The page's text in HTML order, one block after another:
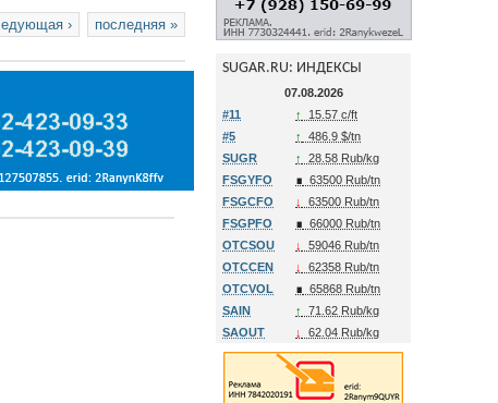
› последняя »
SUGAR.RU: ИНДЕКСЫ
07.08.2026
#11
↑
15.57 c/ft
#5
↑
486.9 $/tn
SUGR
↑
28.58 Rub/kg
FSGYFO
∎ 63500 Rub/tn
FSGCFO
↓
63500 Rub/tn
FSGPFO
∎ 66000 Rub/tn
OTCSOU
↓
59046 Rub/tn
OTCCEN
↓
62358 Rub/tn
OTCVOL
∎ 65868 Rub/tn
SAIN
↑
71.62 Rub/kg
SAOUT
↓ 62.04 Rub/kg